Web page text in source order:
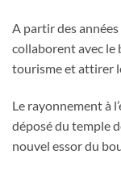
A partir des
collaborent avec le
tourisme et attirer
Le rayonnement à
déposé du temple
nouvel essor du